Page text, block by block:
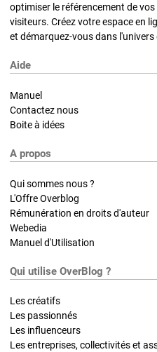
optimiser le référencement de
visiteurs. Créez votre espace en
et démarquez-vous dans
Aide
Manuel
Contactez nous
Boite à idées
A propos
Qui sommes nous ?
L'Offre Overblog
Rémunération en droits d'auteur
Webedia
Manuel d'Utilisation
Qui utilise OverBlog ?
Les créatifs
Les passionnés
Les influenceurs
Les entreprises, collectivités et